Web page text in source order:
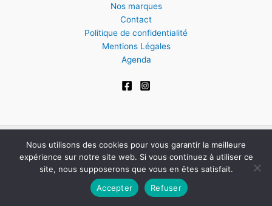
Nos marques
Contact
Politique de confidentialité
Mentions Légales
Agenda
Copyright © 2026
Nous utilisons des cookies pour vous garantir la meilleure
expérience sur notre site web. Si vous continuez à utiliser ce
site, nous supposerons que vous en êtes satisfait.
Accepter
Refuser